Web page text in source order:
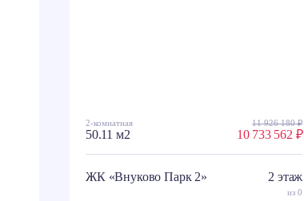
2-комнатная
50.11 м2
11 926 180 ₽
10 733 562 ₽
ЖК «Внуково Парк 2» 2 этаж
из 0